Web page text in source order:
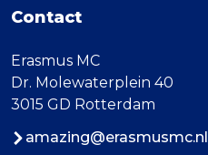
Contact
Erasmus MC
Dr. Molewaterplein 40
3015 GD Rotterdam
amazing@erasmusmc.nl